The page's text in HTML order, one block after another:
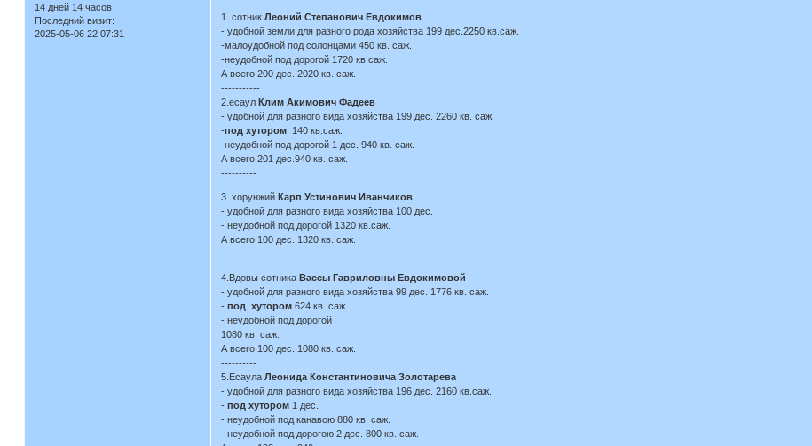
14 дней 14 часов
Последний визит:
2025-05-06 22:07:31
1. сотникЛеоний Степанович Евдокимов
- удобной земли для разного рода хозяйства 199 дес.2250 кв.саж.
-малоудобной под солонцами 450 кв. саж.
-неудобной под дорогой 1720 кв.саж.
А всего 200 дес. 2020 кв. саж.
-----------
2.есаул Клим Акимович Фадеев
- удобной для разного вида хозяйства 199 дес. 2260 кв. саж.
-под хутором140 кв.саж.
-неудобной под дорогой 1 дес. 940 кв. саж.
А всего 201 дес.940 кв. саж.
----------
3. хорунжийКарп Устинович Иванчиков
- удобной для разного вида хозяйства 100 дес.
- неудобной под дорогой 1320 кв.саж.
А всего 100 дес. 1320 кв. саж.
-----------
4.Вдовы сотника Вассы Гавриловны Евдокимовой
- удобной для разного вида хозяйства 99 дес. 1776 кв. саж.
-под хутором624 кв. саж.
- неудобной под дорогой
1080 кв. саж.
А всего 100 дес. 1080 кв. саж.
----------
5.Есаула Леонида Константиновича Золотарева
- удобной для разного вида хозяйства 196 дес. 2160 кв.саж.
- под хутором1 дес.
- неудобной под канавою 880 кв. саж.
- неудобной под дорогою 2 дес. 800 кв. саж.